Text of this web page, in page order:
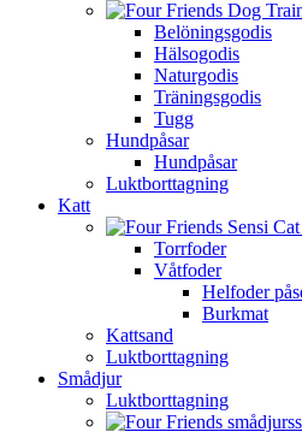
Belöningsgodis
Hälsogodis
Naturgodis
Träningsgodis
Tugg
Hundpåsar
Hundpåsar
Luktborttagning
Katt
Torrfoder
Våtfoder
Helfoder
Burkmat
Kattsand
Luktborttagning
Smådjur
Luktborttagning